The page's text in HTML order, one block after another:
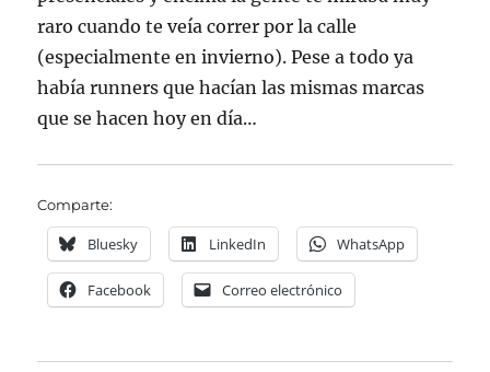
raro cuando te veía correr por la calle
(especialmente en invierno). Pese a todo ya
había runners que hacían las mismas marcas
que se hacen hoy en día…
Comparte:
Bluesky LinkedIn WhatsApp
Facebook Correo electrónico